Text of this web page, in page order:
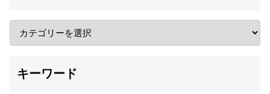
キーワード